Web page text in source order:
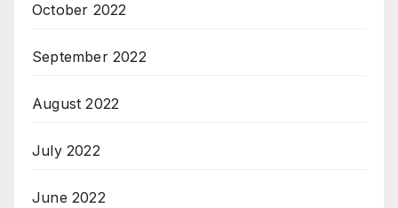
October 2022
September 2022
August 2022
July 2022
June 2022